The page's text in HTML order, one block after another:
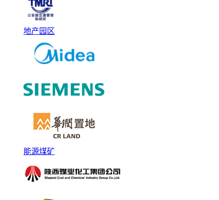
地产园区
能源煤矿